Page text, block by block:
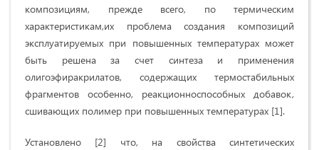
композициям, прежде всего, по термическим
характеристикам,их проблема создания композиций
эксплуатируемых при повышенных температурах может
быть решена за счет синтеза и применения
олигоэфиракрилатов, содержащих термостабильных
фрагментов особенно, реакционноспособных добавок,
сшивающих полимер при повышенных температурах [1].
Установлено [2] что, на свойства синтетических